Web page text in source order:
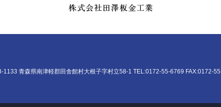
1133 青森県南津軽郡田舎館村大根子字村立58-1 TEL:0172-55-6769 FAX:0172-